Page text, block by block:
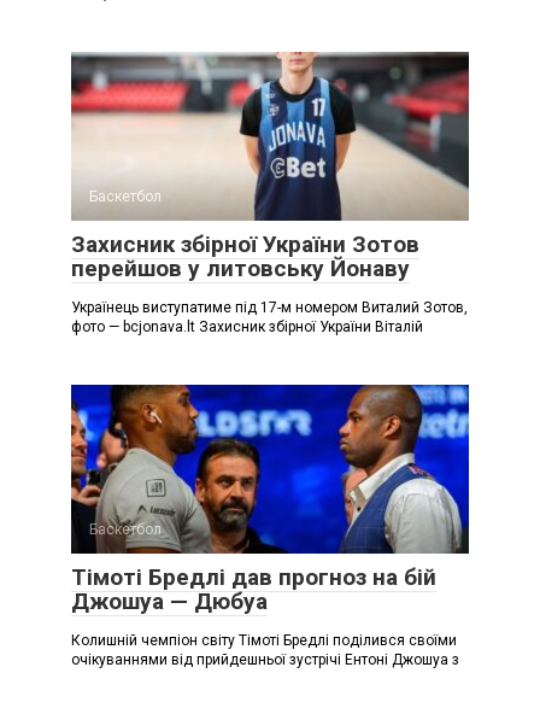
Баскетбол
Захисник збірної України Зотов
перейшов у литовську Йонаву
Українець виступатиме під 17-м номером Виталий Зотов,
фото — bcjonava.lt Захисник збірної України Віталій
Баскетбол
Тімоті Бредлі дав прогноз на бій
Джошуа — Дюбуа
Колишній чемпіон світу Тімоті Бредлі поділився своїми
очікуваннями від прийдешньої зустрічі Ентоні Джошуа з